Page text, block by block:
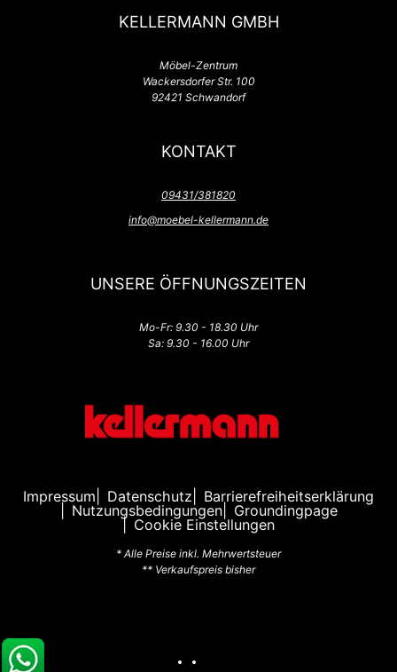
KELLERMANN GMBH
Möbel-Zentrum
Wackersdorfer Str. 100
92421 Schwandorf
KONTAKT
09431/381820
info@moebel-kellermann.de
UNSERE ÖFFNUNGSZEITEN
Mo-Fr: 9.30 - 18.30 Uhr
Sa: 9.30 - 16.00 Uhr
Impressum Datenschutz
Barrierefreiheitserklärung
Nutzungsbedingungen
Groundingpage
Cookie Einstellungen
* Alle Preise inkl. Mehrwertsteuer
** Verkaufspreis bisher